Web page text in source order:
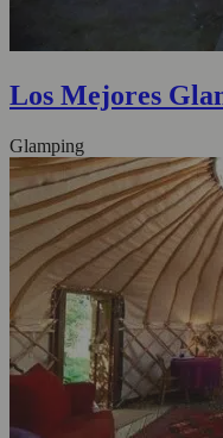
Los Mejores
Glamping